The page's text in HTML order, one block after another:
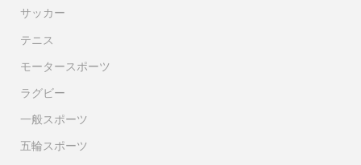
サッカー
テニス
モータースポーツ
ラグビー
一般スポーツ
五輪スポーツ